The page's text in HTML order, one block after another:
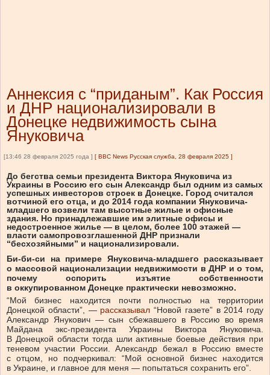
Аннексия с “приданым”. Как Россия
и ДНР национализировали в
Донецке недвижимость сына
Януковича
[13:46 28 февраля 2025 года ] [ BBC News Русская служба, 28 февраля 2025 ]
До бегства семьи президента Виктора Януковича из
Украины в Россию его сын Александр был одним из самых
успешных инвесторов строек в Донецке. Город считался
вотчиной его отца, и до 2014 года компании Януковича-
младшего возвели там высотные жилые и офисные
здания. Но принадлежавшие им элитные офисы и
недостроенное жилье — в целом, более 100 этажей —
власти самопровозглашенной ДНР признали
“бесхозяйными” и национализировали.
Би-би-си на примере Януковича-младшего рассказывает
о массовой национализации недвижимости в ДНР и о том,
почему оспорить изъятие собственности
в оккупированном Донецке практически невозможно.
“Мой бизнес находится почти полностью на территории
Донецкой области”, — рассказывал “Новой газете” в 2014 году
Александр Янукович — сын сбежавшего в Россию во время
Майдана экс-президента Украины Виктора Януковича.
В Донецкой области тогда шли активные боевые действия при
теневом участии России. Александр бежал в Россию вместе
с отцом, но подчеркивал: “Мой основной бизнес находится
в Украине, и главное для меня — попытаться сохранить его”.